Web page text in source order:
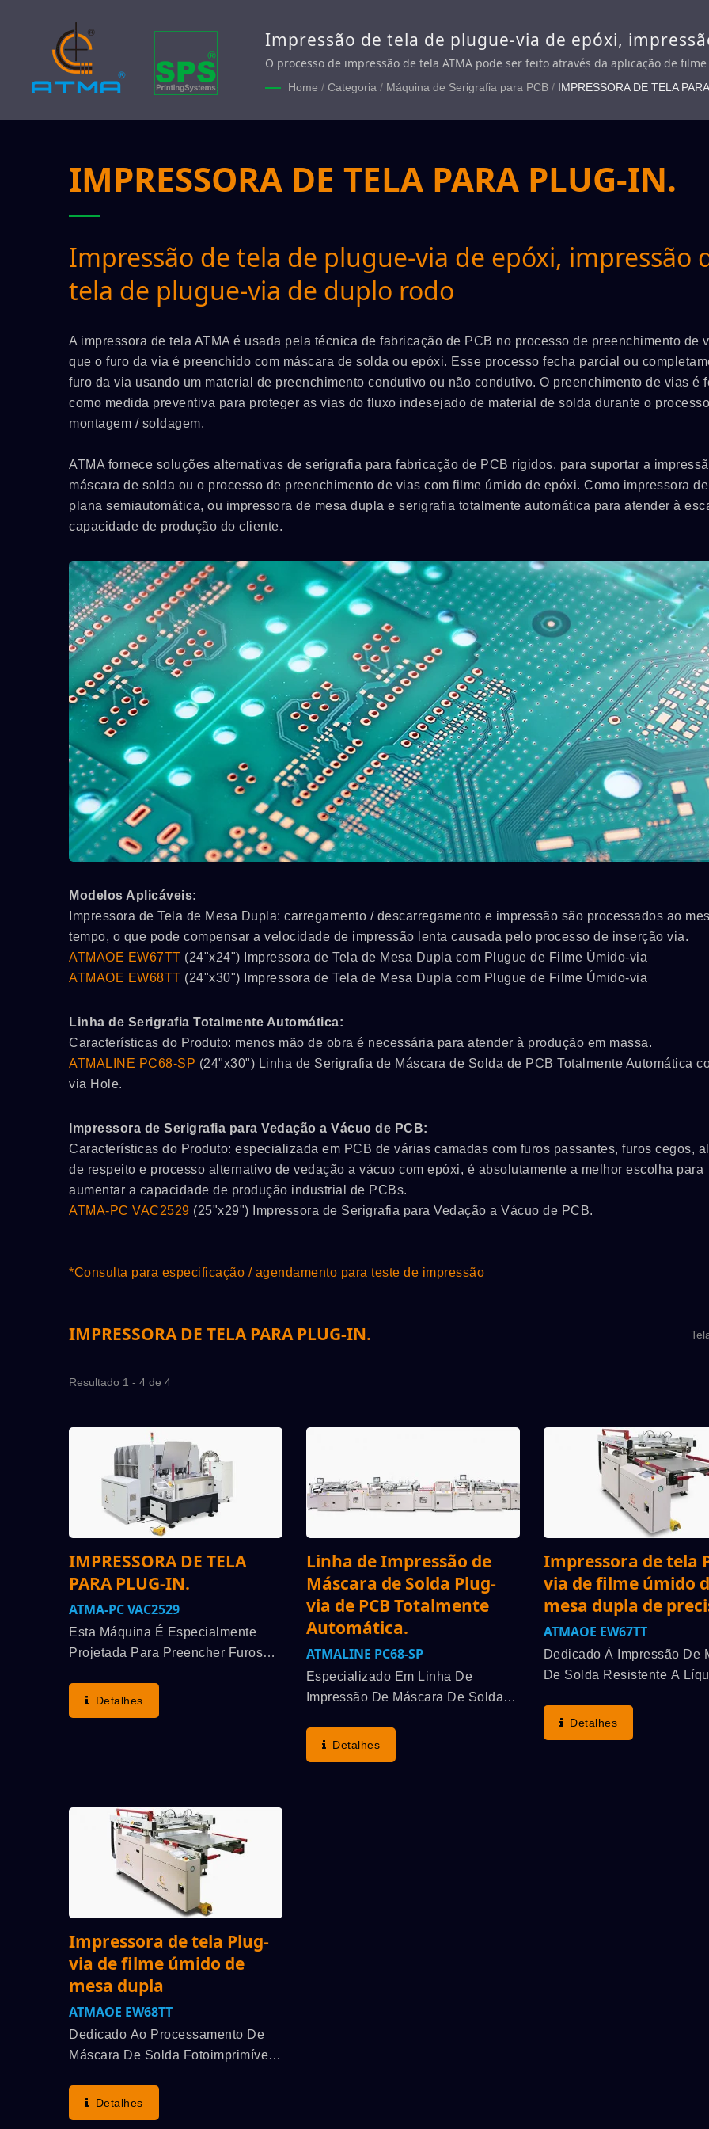
Impressão de tela de plugue-via de epóxi,
via de duplo rodo
O processo de impressão de tela ATMA pode ser feito através da aplicação de
Home / Categoria / Máquina de Serigrafia para PCB / IMPRESSORA DE TELA
IMPRESSORA DE TELA PARA PLUG-IN.
Impressão de tela de plugue-via de epóxi, impressão
tela de plugue-via de duplo rodo
A impressora de tela ATMA é usada pela técnica de fabricação de PCB no processo de preenchimento de
que o furo da via é preenchido com máscara de solda ou epóxi. Esse processo fecha parcial ou
furo da via usando um material de preenchimento condutivo ou não condutivo. O preenchimento de vias é
como medida preventiva para proteger as vias do fluxo indesejado de material de solda durante o
montagem / soldagem.
ATMA fornece soluções alternativas de serigrafia para fabricação de PCB rígidos, para suportar a
máscara de solda ou o processo de preenchimento de vias com filme úmido de epóxi. Como impressora
plana semiautomática, ou impressora de mesa dupla e serigrafia totalmente automática para atender à
capacidade de produção do cliente.
Modelos Aplicáveis:
Impressora de Tela de Mesa Dupla: carregamento / descarregamento e impressão são processados ao
tempo, o que pode compensar a velocidade de impressão lenta causada pelo processo de inserção via.
ATMAOE EW67TT (24"x24") Impressora de Tela de Mesa Dupla com Plugue de Filme Úmido-via
ATMAOE EW68TT (24"x30") Impressora de Tela de Mesa Dupla com Plugue de Filme Úmido-via
Linha de Serigrafia Totalmente Automática:
Características do Produto: menos mão de obra é necessária para atender à produção em massa.
ATMALINE PC68-SP (24"x30") Linha de Serigrafia de Máscara de Solda de PCB Totalmente Automática
via Hole.
Impressora de Serigrafia para Vedação a Vácuo de PCB:
Características do Produto: especializada em PCB de várias camadas com furos passantes, furos cegos,
de respeito e processo alternativo de vedação a vácuo com epóxi, é absolutamente a melhor escolha para
aumentar a capacidade de produção industrial de PCBs.
ATMA-PC VAC2529 (25"x29") Impressora de Serigrafia para Vedação a Vácuo de PCB.
*Consulta para especificação / agendamento para teste de impressão
IMPRESSORA DE TELA PARA PLUG-IN.
Resultado 1 - 4 de 4
IMPRESSORA DE TELA
PARA PLUG-IN.
ATMA-PC VAC2529
Esta Máquina É Especialmente
Projetada Para Preencher Furos
Circuito Impresso Multicamadas
Com Pasta Condutiva Ou Não
Detalhes
Linha de Impressão de
Máscara de Solda Plug-
via de PCB Totalmente
Automática.
ATMALINE PC68-SP
Especializado Em Linha De
Impressão De Máscara De Solda
Automática. Aliança Estratégica De
P&D Com O Cliente Desde A
Detalhes
Impressora de tela
via de filme úmido
mesa dupla de
ATMAOE EW67TT
Dedicado À Impressão De
De Solda Resistente A
Impressão De Tela De Furo
Via/não Plug-Via. Iniciativa
Detalhes
Impressora de tela Plug-
via de filme úmido de
mesa dupla
ATMAOE EW68TT
Dedicado Ao Processamento De
Máscara De Solda Fotoimprimível
De Passagem, Em PCB. Iniciativa
De Impressão Bidirecional De
Detalhes